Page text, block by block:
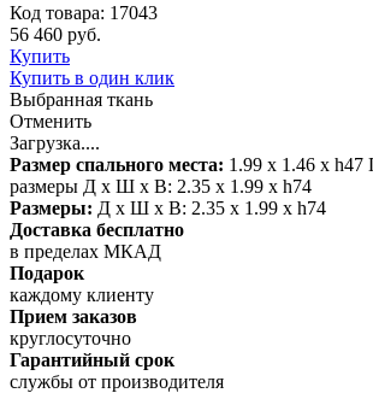
Код товара: 17043
56 460 руб.
Купить
Купить в один клик
Выбранная ткань
Отменить
Загрузка....
Размер спального места: 1.99 x 1.46 x h47
размеры Д х Ш х В: 2.35 x 1.99 x h74
Размеры: Д х Ш х В: 2.35 x 1.99 x h74
Доставка бесплатно
в пределах МКАД
Подарок
каждому клиенту
Прием заказов
круглосуточно
Гарантийный срок
службы от производителя